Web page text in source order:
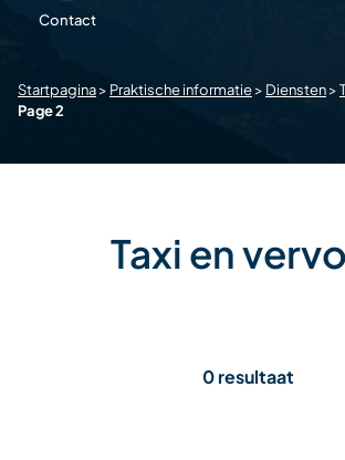
Startpagina> Praktische informatie> Diensten>
Page 2
Contact
Taxi en
0 resultaat